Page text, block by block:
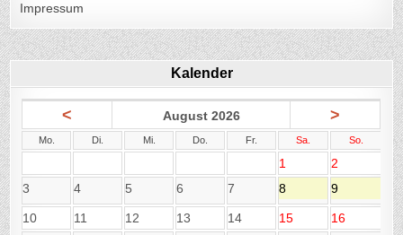
Impressum
Kalender
< August 2026 >
Mo. Di. Mi. Do. Fr. Sa. So.
1
2
3
4 5 6 7 8 9
10 11 12 13 14 15
16